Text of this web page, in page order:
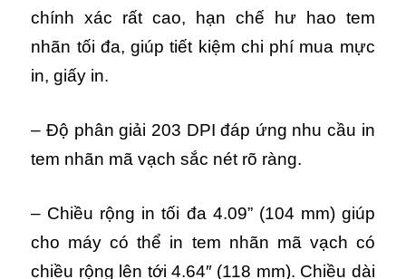
chính xác rất cao, hạn chế hư hao tem
nhãn tối đa, giúp tiết kiệm chi phí mua mực
in, giấy in.
– Độ phân giải 203 DPI đáp ứng nhu cầu in
tem nhãn mã vạch sắc nét rõ ràng.
– Chiều rộng in tối đa 4.09” (104 mm) giúp
cho máy có thể in tem nhãn mã vạch có
chiều rộng lên tới 4.64″ (118 mm). Chiều dài